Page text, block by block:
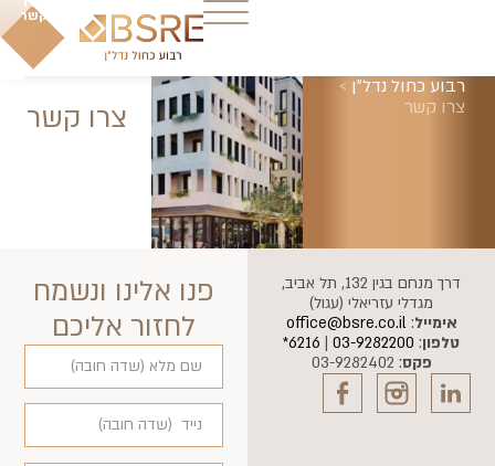
קשר
רבוע כחול נדל"ן >
צרו קשר
צרו קשר
דרך מנחם בגין 132, תל אביב,
מגדלי עזריאלי (עגול)
אימייל:
office@bsre.co.il
טלפון:
03-9282200
|
6216*
פקס: 03-9282402
פנו אלינו ונשמח
לחזור אליכם